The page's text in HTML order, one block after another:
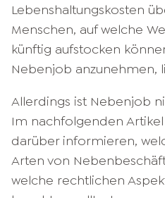
Lebenshaltungskosten
Menschen, auf welche
künftig aufstocken
Nebenjob anzunehmen,
Allerdings ist Nebenjob
Im nachfolgenden
darüber informieren,
Arten von
welche rechtlichen